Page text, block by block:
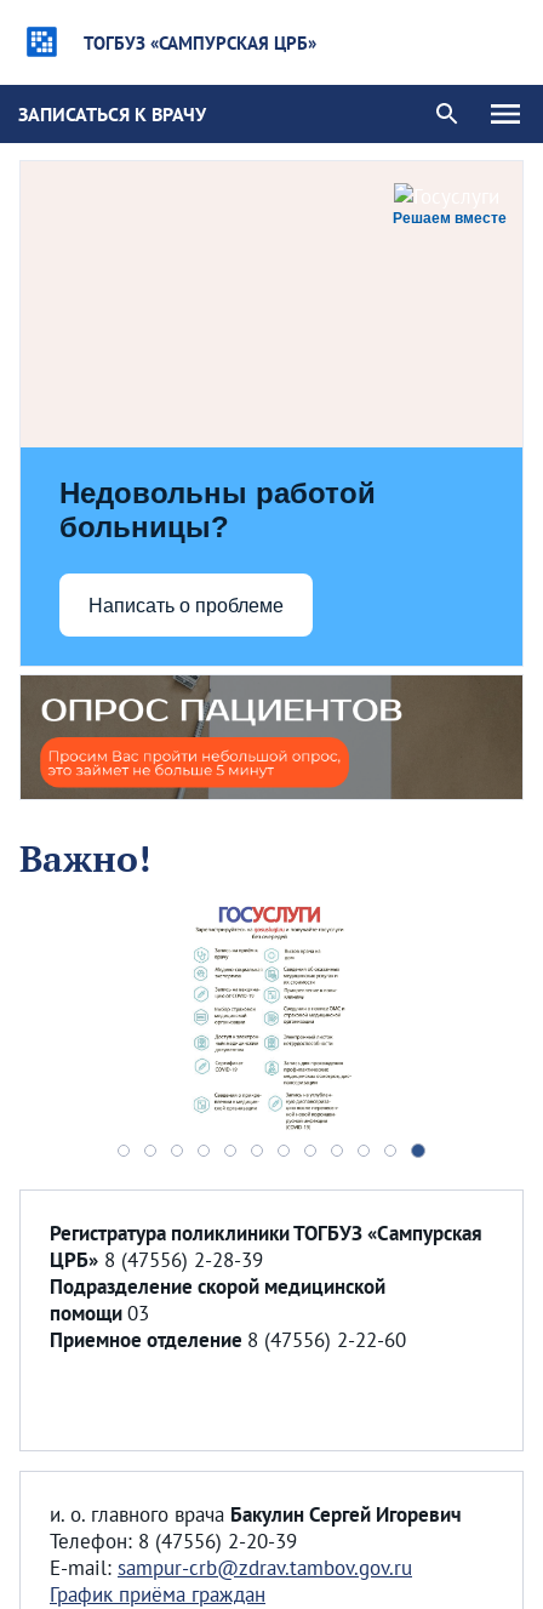
ТОГБУЗ «САМПУРСКАЯ ЦРБ»
ЗАПИСАТЬСЯ К ВРАЧУ
Решаем вместе
Недовольны работой
больницы?
Написать о проблеме
Важно!
Регистратура поликлиники ТОГБУЗ «Сампурская
ЦРБ» 8 (47556) 2-28-39
Подразделение скорой медицинской
помощи03
Приемное отделение 8 (47556) 2-22-60
и. о. главного врача Бакулин Сергей Игоревич
Телефон: 8 (47556) 2-20-39
E-mail: sampur-crb@zdrav.tambov.gov.ru
График приёма граждан